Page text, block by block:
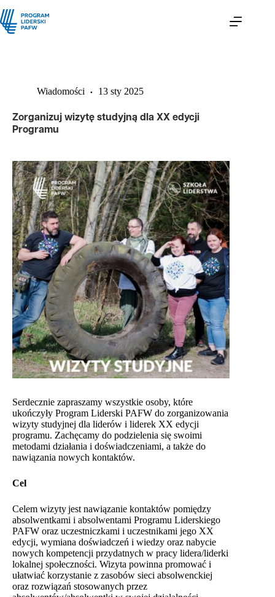
Wiadomości 13 sty 2025
Zorganizuj wizytę studyjną dla XX edycji
Programu
Serdecznie zapraszamy wszystkie osoby, które
ukończyły Program Liderski PAFW do zorganizowania
wizyty studyjnej dla liderów i liderek XX edycji
programu. Zachęcamy do podzielenia się swoimi
metodami działania i doświadczeniami, a także do
nawiązania nowych kontaktów.
Cel
Celem wizyty jest nawiązanie kontaktów pomiędzy
absolwentkami i absolwentami Programu Liderskiego
PAFW oraz uczestniczkami i uczestnikami jego XX
edycji, wymiana doświadczeń i wiedzy oraz nabycie
nowych kompetencji przydatnych w pracy lidera/liderki
lokalnej społeczności. Wizyta powinna promować i
ułatwiać korzystanie z zasobów sieci absolwenckiej
oraz rozwiązań stosowanych przez